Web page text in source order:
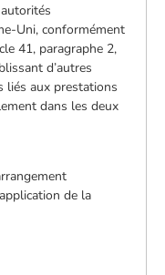
Uni, conformément
41, paragraphe 2,
d’autres
liés aux prestations
dans les deux
de la